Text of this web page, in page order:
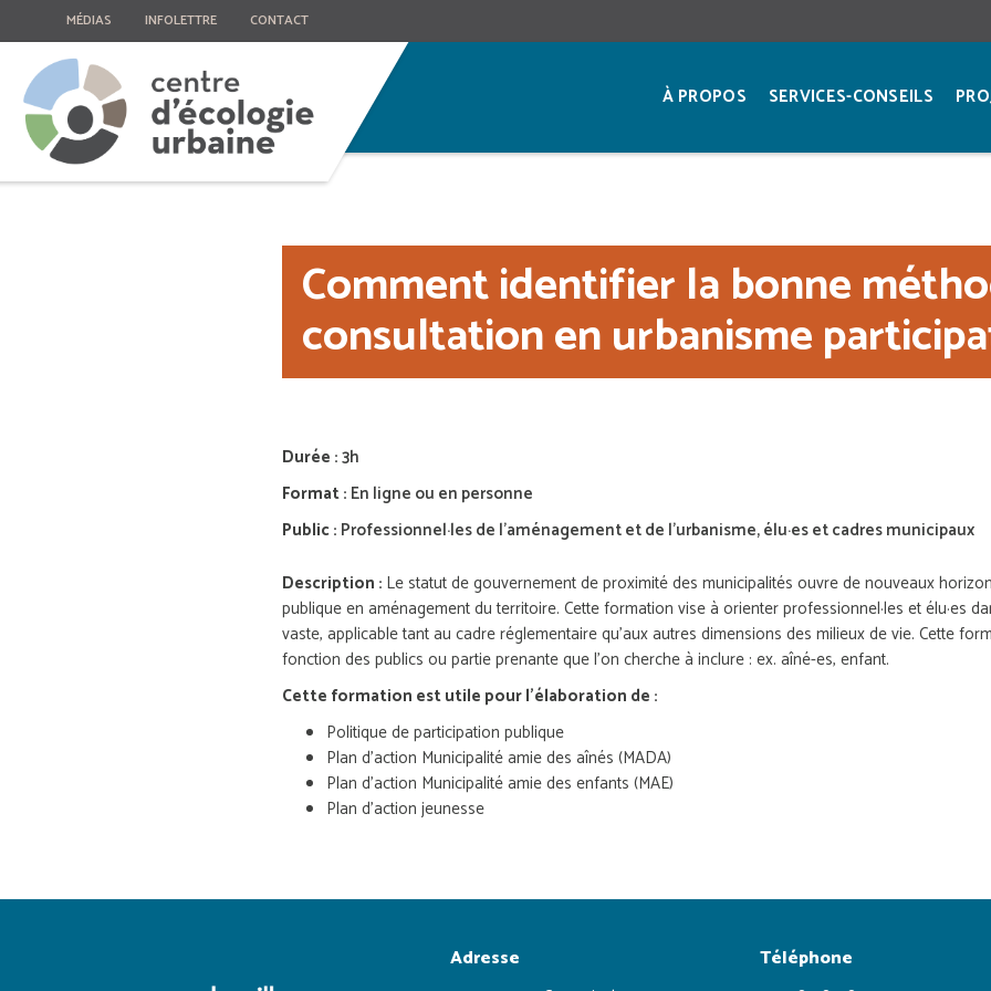
MÉDIAS INFOLETTRE CONTACT
À PROPOS SERVICES-CONSEILS
Comment identifier la bonne
consultation en urbanisme
Durée :3h
Format : En ligne ou en personne
Public : Professionnel·les de l’aménagement et de l’urbanisme, élu·es et cadres municipaux
Description : Le statut de gouvernement de proximité des municipalités ouvre de nouveaux
publique en aménagement du territoire. Cette formation vise à orienter professionnel·les et élu·es
vaste, applicable tant au cadre réglementaire qu’aux autres dimensions des milieux de vie. Cette
fonction des publics ou partie prenante que l’on cherche à inclure : ex. aîné-es, enfant.
Cette formation est utile pour l'élaboration de :
Politique de participation publique
Plan d’action Municipalité amie des aînés (MADA)
Plan d’action Municipalité amie des enfants (MAE)
Plan d’action jeunesse
Adresse Téléphone